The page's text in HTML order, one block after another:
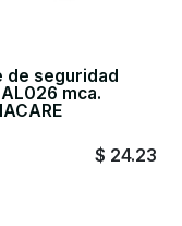
de seguridad
mca.
$ 24.23